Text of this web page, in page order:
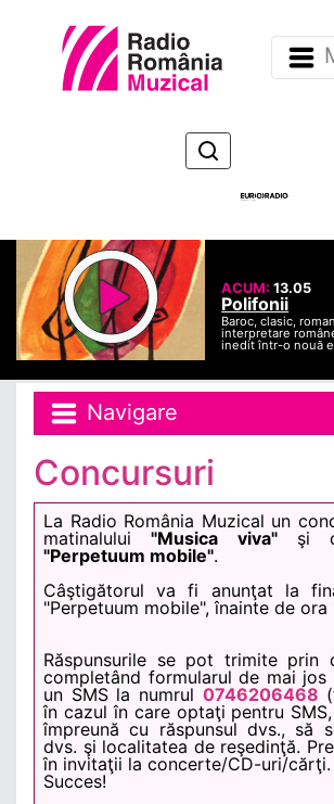
ACUM:13.05
Polifonii
Baroc, clasic,
interpretare
inedit într-o nouă
Navigare
Concursuri
La Radio România Muzical un
matinalului"Musica viva"şi
"Perpetuum mobile".
Câştigătorul va fi anunţat la
"Perpetuum mobile", înainte de ora
Răspunsurile se pot trimite prin
completând formularul de mai jos
un SMS la numrul 0746206468
în cazul în care optaţi pentru
împreună cu răspunsul dvs., să
dvs. şi localitatea de reşedinţă.
în invitaţii la concerte/CD-uri/cărţi.
Succes!